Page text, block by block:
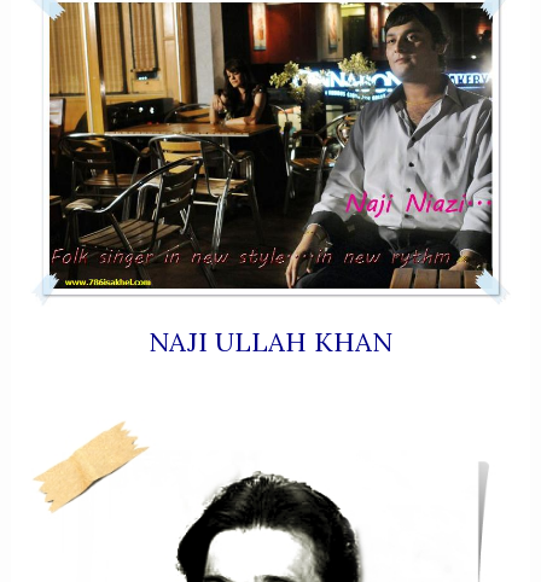
NAJI ULLAH KHAN